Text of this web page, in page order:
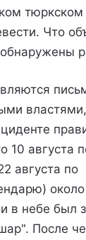
тюркском
Что
властями,
10 августа
августа по
в небе был
После